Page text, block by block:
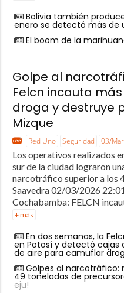
Bolivia también
enero se detectó más de
El boom de la
Golpe al
Felcn incauta
droga y destruye
Mizque
Red Uno Seguridad 03/
Los operativos realizados
sur de la ciudad lograron
narcotráfico superior a los
Saavedra 02/03/2026
Cochabamba: FELCN
+ más
En dos semanas, la
en Potosí y detectó cajas
de aire para camuflar
Golpes al narcotráfico:
49 toneladas de
eju!